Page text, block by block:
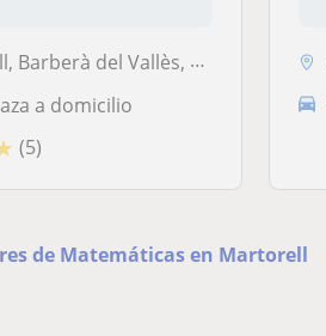
Polinyà, Sabadell, Santa Perpètua de Mo...
a domicilio
(5)
de Matemáticas en Martorell